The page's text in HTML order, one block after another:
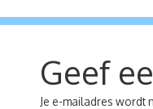
Geef
Je e-mailadres wordt